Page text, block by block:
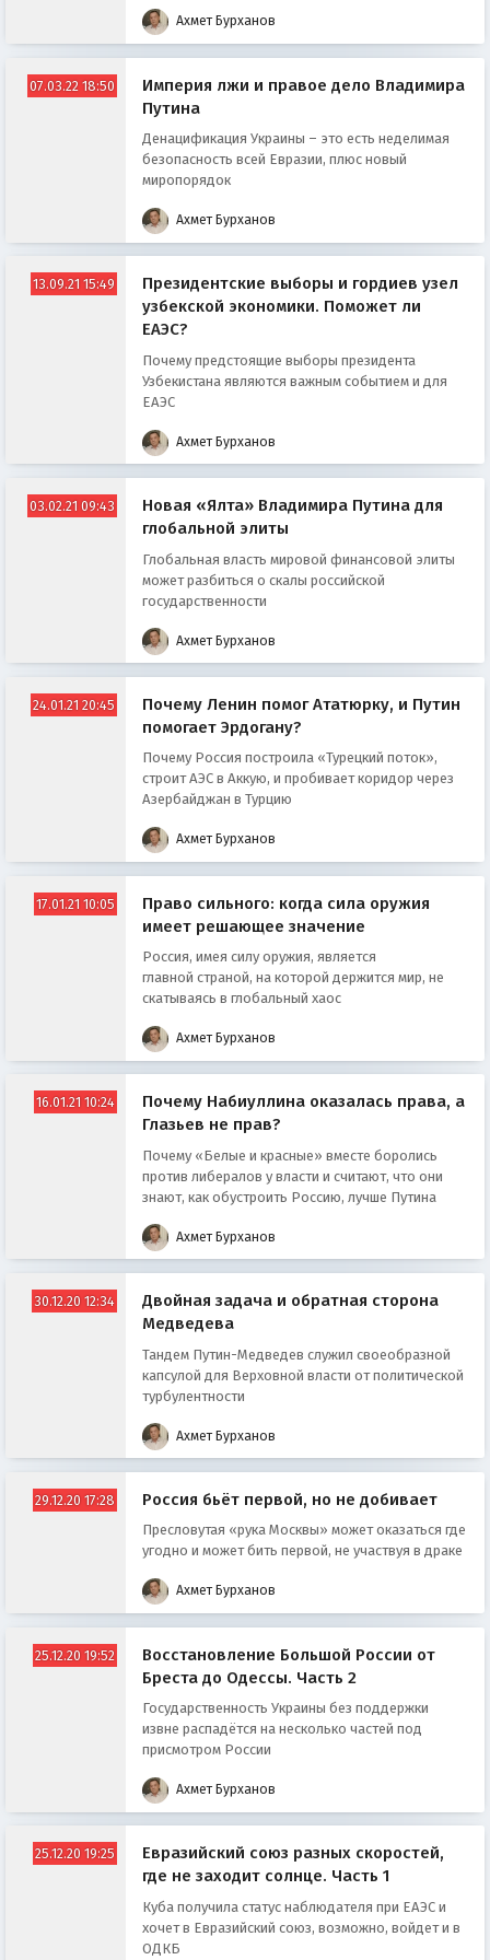
Ахмет Бурханов
07.03.22 18:50
Империя лжи и правое дело Владимира
Путина
Денацификация Украины – это есть неделимая
безопасность всей Евразии, плюс новый
миропорядок
Ахмет Бурханов
13.09.21 15:49
Президентские выборы и гордиев узел
узбекской экономики. Поможет ли
ЕАЭС?
Почему предстоящие выборы президента
Узбекистана являются важным событием и для
ЕАЭС
Ахмет Бурханов
03.02.21 09:43
Новая «Ялта» Владимира Путина для
глобальной элиты
Глобальная власть мировой финансовой элиты
может разбиться о скалы российской
государственности
Ахмет Бурханов
24.01.21 20:45
Почему Ленин помог Ататюрку, и Путин
помогает Эрдогану?
Почему Россия построила «Турецкий поток»,
строит АЭС в Аккую, и пробивает коридор через
Азербайджан в Турцию
Ахмет Бурханов
17.01.21 10:05
Право сильного: когда сила оружия
имеет решающее значение
Россия, имея силу оружия, является
главной страной, на которой держится мир, не
скатываясь в глобальный хаос
Ахмет Бурханов
16.01.21 10:24
Почему Набиуллина оказалась права, а
Глазьев не прав?
Почему «Белые и красные» вместе боролись
против либералов у власти и считают, что они
знают, как обустроить Россию, лучше Путина
Ахмет Бурханов
30.12.20 12:34
Двойная задача и обратная сторона
Медведева
Тандем Путин-Медведев служил своеобразной
капсулой для Верховной власти от политической
турбулентности
Ахмет Бурханов
29.12.20 17:28 Россия бьёт первой, но не добивает
Пресловутая «рука Москвы» может оказаться где
угодно и может бить первой, не участвуя в драке
Ахмет Бурханов
25.12.20 19:52
Восстановление Большой России от
Бреста до Одессы. Часть 2
Государственность Украины без поддержки
извне распадётся на несколько частей под
присмотром России
Ахмет Бурханов
25.12.20 19:25
Евразийский союз разных скоростей,
где не заходит солнце. Часть 1
Куба получила статус наблюдателя при ЕАЭС и
хочет в Евразийский союз, возможно, войдет и в
ОДКБ